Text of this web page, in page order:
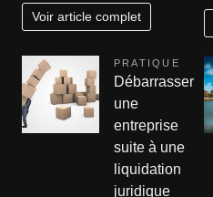
Voir article complet
PRATIQUE
Débarrasser
une
entreprise
suite à une
liquidation
juridique